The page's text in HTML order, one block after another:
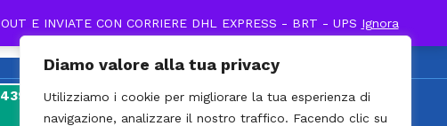
Diamo valore alla tua privacy
Utilizziamo i cookie per migliorare la tua esperienza di
navigazione, analizzare il nostro traffico. Facendo clic su
E INVIATE CON CORRIERE DHL EXPRESS - BRT - UPS Ignora
0
1800 / Cell. +39 338 895
7903
Recenti